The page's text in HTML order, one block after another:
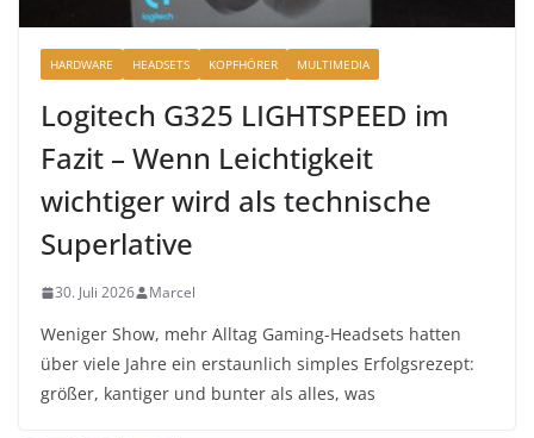
HARDWARE HEADSETS KOPFHÖRER MULTIMEDIA
Logitech G325 LIGHTSPEED im
Fazit – Wenn Leichtigkeit
wichtiger wird als technische
Superlative
30. Juli 2026 Marcel
Weniger Show, mehr Alltag Gaming-Headsets hatten
über viele Jahre ein erstaunlich simples Erfolgsrezept:
größer, kantiger und bunter als alles, was